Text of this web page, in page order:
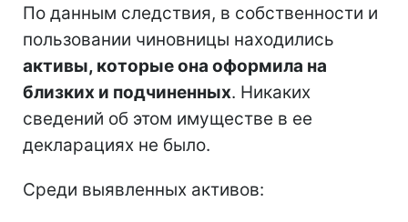
По данным следствия, в собственности и
пользовании чиновницы находились
активы, которые она оформила на
близких и подчиненных. Никаких
сведений об этом имуществе в ее
декларациях не было.
Среди выявленных активов: